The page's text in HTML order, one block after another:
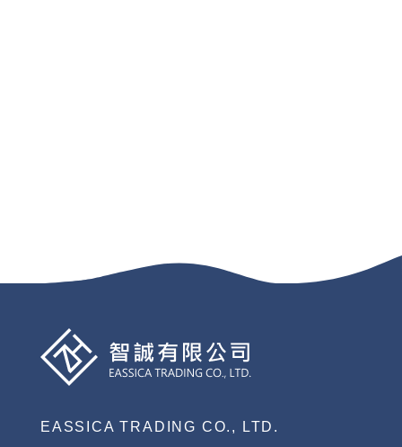
EASSICA TRADING CO., LTD.